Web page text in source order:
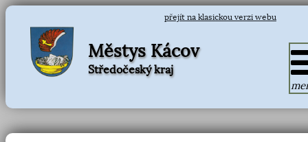
přejít na klasickou verzi webu
Městys Kácov
Středočeský kraj